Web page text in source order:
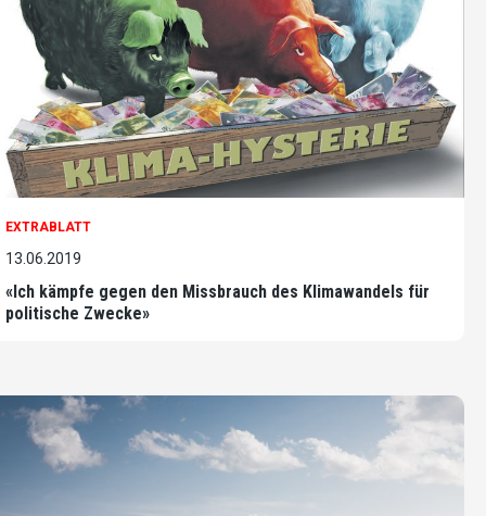
EXTRABLATT
13.06.2019
«Ich kämpfe gegen den Missbrauch des Klimawandels für
politische Zwecke»